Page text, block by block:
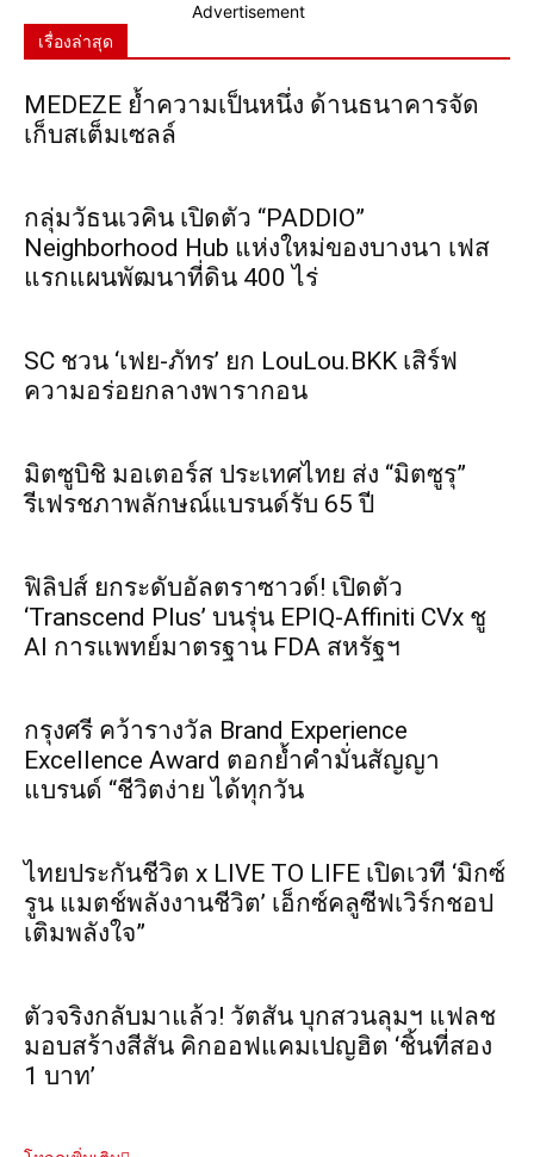
Advertisement
เรื่องล่าสุด
MEDEZE ย้ำความเป็นหนึ่ง ด้านธนาคารจัด
เก็บสเต็มเซลล์
กลุ่มวัธนเวคิน เปิดตัว “PADDIO”
Neighborhood Hub แห่งใหม่ของบางนา เฟส
แรกแผนพัฒนาที่ดิน 400 ไร่
SC ชวน ‘เฟย-ภัทร’ ยก LouLou.BKK เสิร์ฟ
ความอร่อยกลางพารากอน
มิตซูบิชิ มอเตอร์ส ประเทศไทย ส่ง “มิตซูรุ”
รีเฟรชภาพลักษณ์แบรนด์รับ 65 ปี
ฟิลิปส์ ยกระดับอัลตราซาวด์! เปิดตัว
‘Transcend Plus’ บนรุ่น EPIQ-Affiniti CVx ชู
AI การแพทย์มาตรฐาน FDA สหรัฐฯ
กรุงศรี คว้ารางวัล Brand Experience
Excellence Award ตอกย้ำคำมั่นสัญญา
แบรนด์ “ชีวิตง่าย ได้ทุกวัน
ไทยประกันชีวิต x LIVE TO LIFE เปิดเวที ‘มิกซ์
รูน แมตช์พลังงานชีวิต’ เอ็กซ์คลูซีฟเวิร์กชอป
เติมพลังใจ”
ตัวจริงกลับมาแล้ว! วัตสัน บุกสวนลุมฯ แฟลช
มอบสร้างสีสัน คิกออฟแคมเปญฮิต ‘ชิ้นที่สอง
1 บาท’